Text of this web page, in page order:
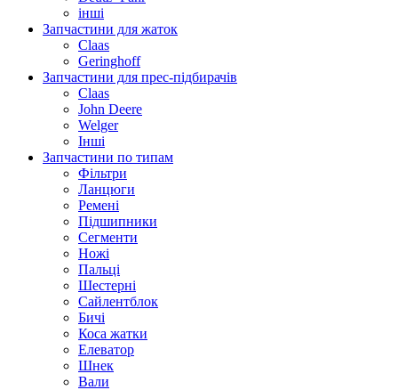
інші
Запчастини для жаток
Claas
Geringhoff
Запчастини для прес-підбирачів
Claas
John Deere
Welger
Інші
Запчастини по типам
Фільтри
Ланцюги
Ремені
Підшипники
Сегменти
Ножі
Пальці
Шестерні
Сайлентблок
Бичі
Коса жатки
Елеватор
Шнек
Вали